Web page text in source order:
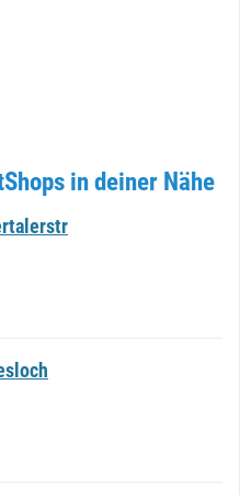
in deiner Nähe